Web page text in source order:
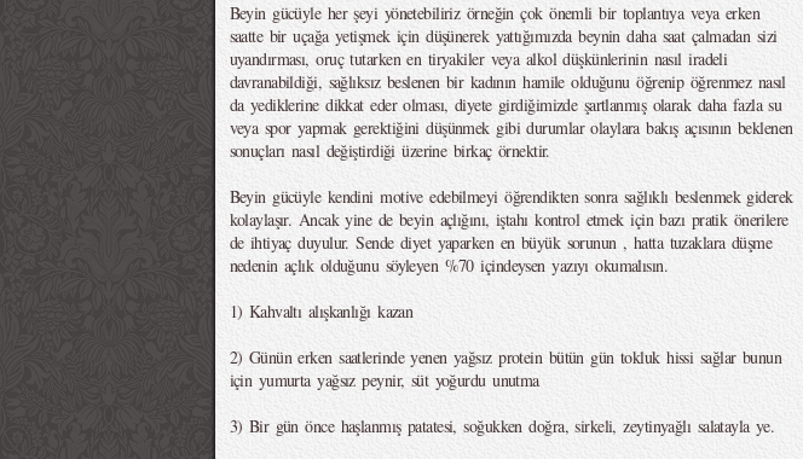
Beyin gücüyle her şeyi yönetebiliriz örneğin çok önemli bir toplantıya veya erken
saatte bir uçağa yetişmek için düşünerek yattığımızda beynin daha saat çalmadan sizi
uyandırması, oruç tutarken en tiryakiler veya alkol düşkünlerinin nasıl iradeli
davranabildiği, sağlıksız beslenen bir kadının hamile olduğunu öğrenip öğrenmez nasıl
da yediklerine dikkat eder olması, diyete girdiğimizde şartlanmış olarak daha fazla su
veya spor yapmak gerektiğini düşünmek gibi durumlar olaylara bakış açısının beklenen
sonuçları nasıl değiştirdiği üzerine birkaç örnektir.
Beyin gücüyle kendini motive edebilmeyi öğrendikten sonra sağlıklı beslenmek giderek
kolaylaşır. Ancak yine de beyin açlığını, iştahı kontrol etmek için bazı pratik önerilere
de ihtiyaç duyulur. Sende diyet yaparken en büyük sorunun , hatta tuzaklara düşme
nedenin açlık olduğunu söyleyen %70 içindeysen yazıyı okumalısın.
1) Kahvaltı alışkanlığı kazan
2) Günün erken saatlerinde yenen yağsız protein bütün gün tokluk hissi sağlar bunun
için yumurta yağsız peynir, süt yoğurdu unutma
3) Bir gün önce haşlanmış patatesi, soğukken doğra, sirkeli, zeytinyağlı salatayla ye.